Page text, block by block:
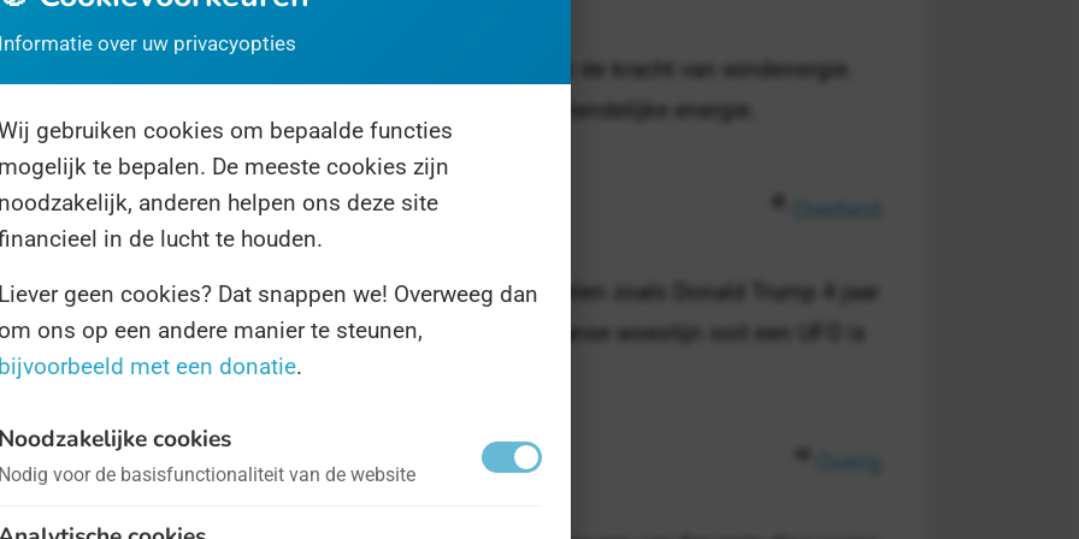
Internationale Dag van de Wind is een Dag die gaat over de kracht van windenergie.
daar draait het om. Groene stroom, milieuvriendelijke energie.
Onthullingsdag- op 8 juli
u in de groene mannetjes? Dat complete randdebielen zoals Donald Trump 4 jaar
geheim kunnen houden dat er ergens in een Amerikaanse woestijn ooit een UFO is
UFO-Dag - op 2 juli
Informatie over uw privacyopties
gebruiken cookies om bepaalde functies
mogelijk te bepalen. De meeste cookies zijn
noodzakelijk, anderen helpen ons deze site
in de lucht te houden.
Liever geen cookies? Dat snappen we! Overweeg dan
om ons op een andere manier te steunen,
bijvoorbeeld met een donatie.
Noodzakelijke cookies
Nodig voor de basisfunctionaliteit van de website